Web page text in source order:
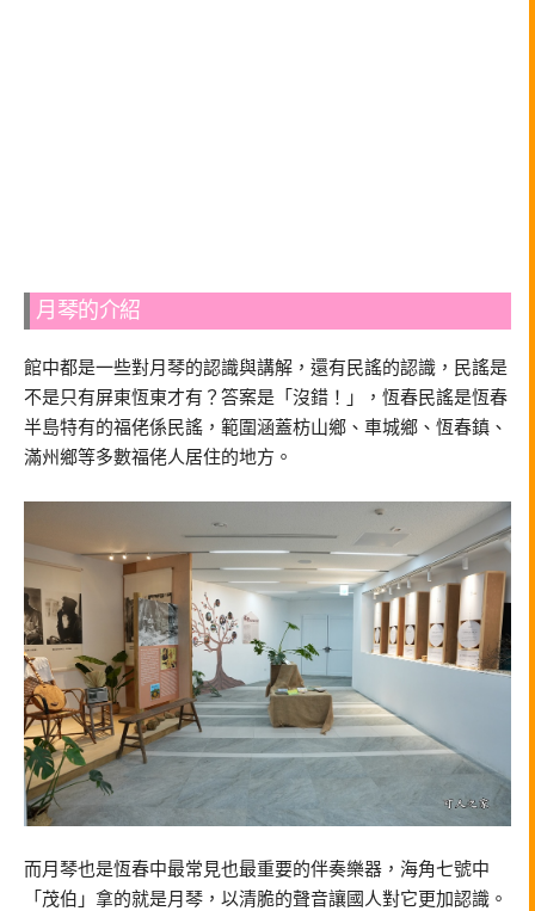
月琴的介紹
館中都是一些對月琴的認識與講解，還有民謠的認識，民謠是
不是只有屏東恆東才有？答案是「沒錯！」，恆春民謠是恆春
半島特有的福佬係民謠，範圍涵蓋枋山鄉、車城鄉、恆春鎮、
滿州鄉等多數福佬人居住的地方。
而月琴也是恆春中最常見也最重要的伴奏樂器，海角七號中
「茂伯」拿的就是月琴，以清脆的聲音讓國人對它更加認識。